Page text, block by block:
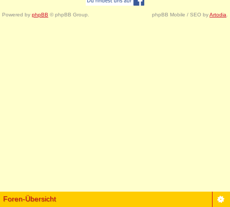
Powered by phpBB © phpBB Group. phpBB Mobile / SEO byArtodia
Foren-Übersicht